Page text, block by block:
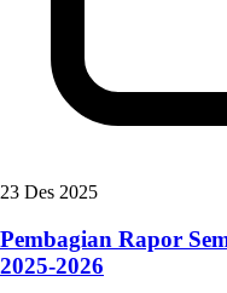
23 Des 2025
Pembagian Rapor
2025-2026